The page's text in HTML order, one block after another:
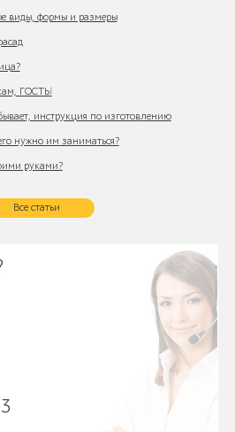
виды, формы и размеры
ГОСТЫ
инструкция по изготовлению
нужно им заниматься?
руками?
Все статьи